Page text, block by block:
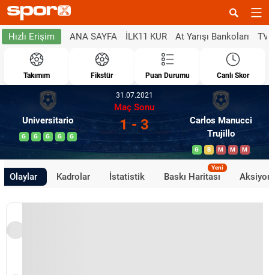
Hızlı Erişim ANA SAYFA İLK11 KUR At Yarışı Bankoları
Takımım Fikstür Puan Durumu Canlı Skor
Universitario
G G G G G
31.07.2021
Maç Sonu
1 - 3
Carlos Manucci
Trujillo
G B M M M
Olaylar Kadrolar İstatistik Baskı Haritası
Yeni